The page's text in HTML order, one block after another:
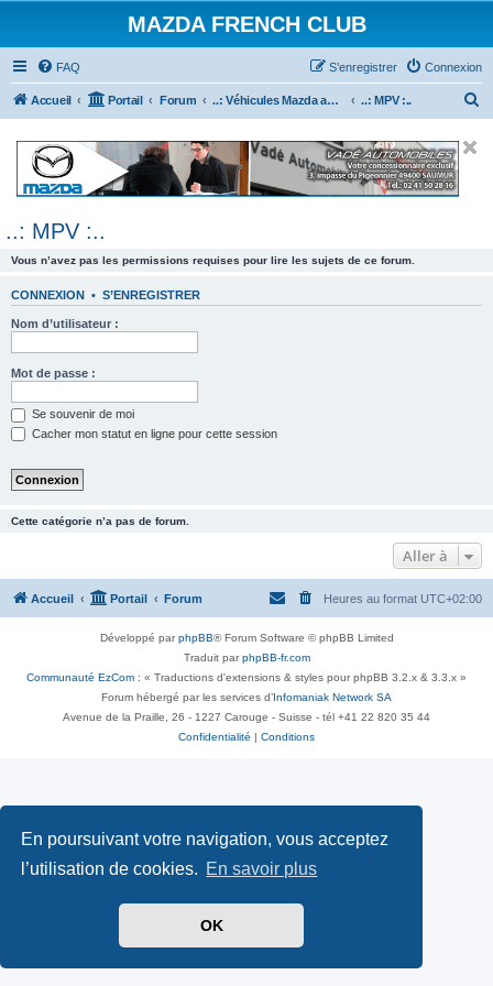
En poursuivant votre navigation, vous acceptez
l’utilisation de cookies. En savoir plus
OK
MAZDA FRENCH CLUB
FAQ Connexion
S’enregistrer
Accueil Portail Forum ..: Véhicules Mazda ancien (<2003) :.. ..: MPV :..
e
..: MPV :..
Vous n’avez pas les permissions requises pour lire les sujets de ce forum.
CONNEXION • S’ENREGISTRER
Nom d’utilisateur :
Mot de passe :
Se souvenir de moi
Cacher mon statut en ligne pour cette session
Cette catégorie n’a pas de forum.
Aller à
Accueil Portail Forum Heures au format UTC+02:00
Développé parphpBB® Forum Software © phpBB Limited
Traduit parphpBB-fr.com
Communauté EzCom : « Traductions d'extensions & styles pour phpBB 3.2.x & 3.3.x »
Forum hébergé par les services d’ Infomaniak Network SA
Avenue de la Praille, 26 - 1227 Carouge - Suisse - tél +41 22 820 35 44
Confidentialité
Conditions